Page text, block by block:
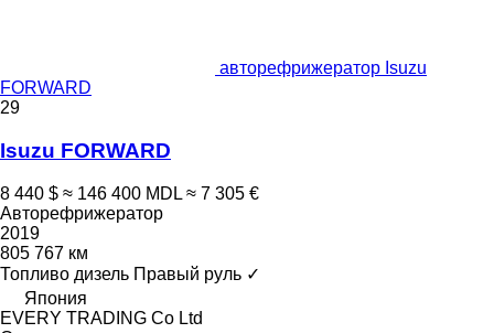
авторефрижератор Isuzu
FORWARD
29
Isuzu FORWARD
8 440 $ ≈ 146 400 MDL ≈ 7 305 €
Авторефрижератор
2019
805 767 км
Топливо дизель Правый руль ✓
Япония
EVERY TRADING Co Ltd